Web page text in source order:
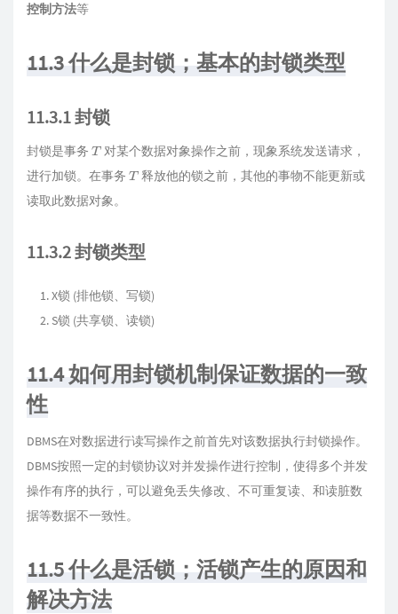
控制方法等
11.3 什么是封锁；基本的封锁类型
11.3.1 封锁
封锁是事务 T 对某个数据对象操作之前，现象系统发送请求，
进行加锁。在事务 T 释放他的锁之前，其他的事物不能更新或
读取此数据对象。
11.3.2 封锁类型
X锁 (排他锁、写锁)
S锁 (共享锁、读锁)
11.4 如何用封锁机制保证数据的一致
性
DBMS在对数据进行读写操作之前首先对该数据执行封锁操作。
DBMS按照一定的封锁协议对并发操作进行控制，使得多个并发
操作有序的执行，可以避免丢失修改、不可重复读、和读脏数
据等数据不一致性。
11.5 什么是活锁；活锁产生的原因和
解决方法